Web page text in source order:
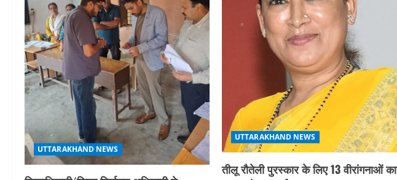
UTTARAKHAND NEWS
UTTARAKHAND NEWS
तीलू रौतेली पुरस्कार के लिए 13 वीरांगनाओं का